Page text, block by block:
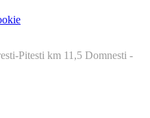
Pitesti km 11,5 Domnesti -